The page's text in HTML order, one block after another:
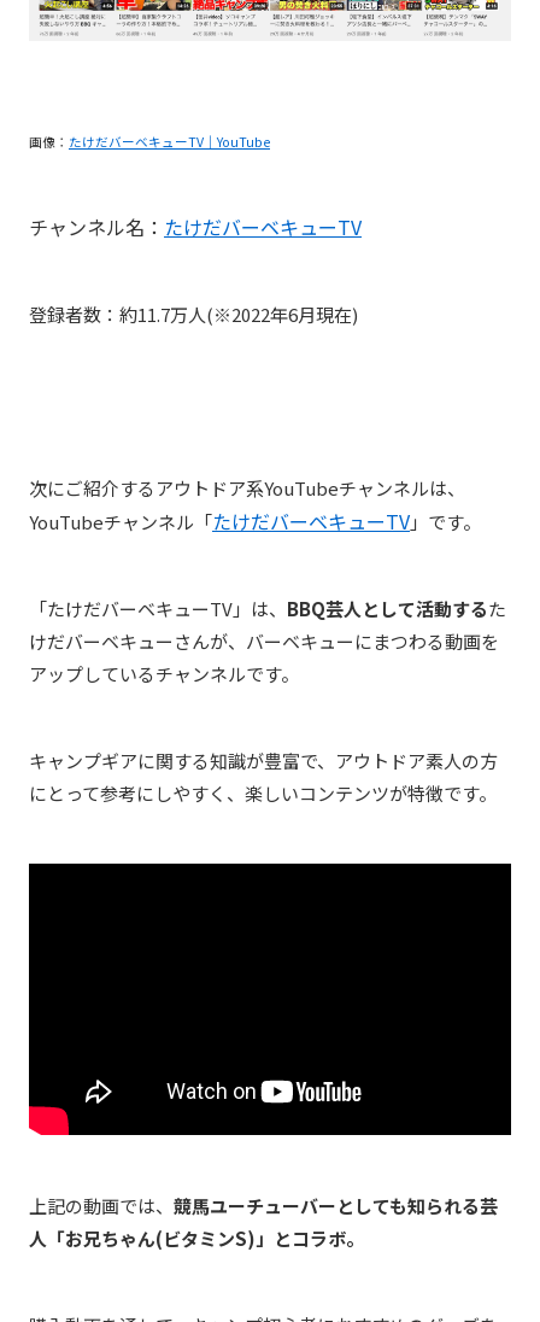
画像： たけだバーベキューTV｜YouTube
チャンネル名： たけだバーベキューTV
登録者数：約11.7万人(※2022年6月現在)
次にご紹介するアウトドア系YouTubeチャンネルは、
YouTubeチャンネル「たけだバーベキューTV」です。
「たけだバーベキューTV」は、 BBQ芸人として活動するた
けだバーベキューさんが、バーベキューにまつわる動画を
アップしているチャンネルです。
キャンプギアに関する知識が豊富で、アウトドア素人の方
にとって参考にしやすく、楽しいコンテンツが特徴です。
上記の動画では、 競馬ユーチューバーとしても知られる芸
人「お兄ちゃん(ビタミンS)」とコラボ。